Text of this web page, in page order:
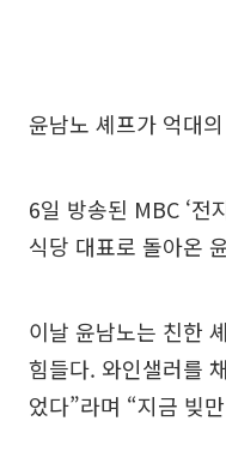
윤남노 셰프가 억대
6일 방송된 MBC ‘전
식당 대표로 돌아온
이날 윤남노는 친한
힘들다. 와인샐러를
었다”라며 “지금 빚